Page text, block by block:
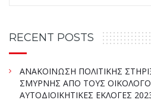
RECENT POSTS
ΑΝΑΚΟΙΝΩΣΗ ΠΟΛΙΤΙΚΗΣ
ΣΜΥΡΝΗΣ ΑΠΟ ΤΟΥΣ
ΑΥΤΟΔΙΟΙΚΗΤΙΚΕΣ ΕΚΛΟΓΕΣ